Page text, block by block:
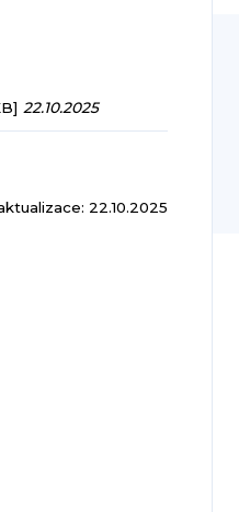
22.10.2025
22.10.2025